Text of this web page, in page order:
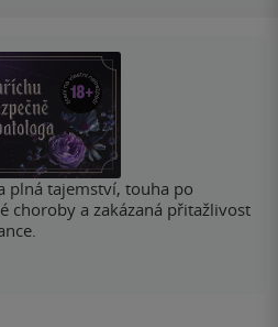
plná tajemství, touha po
choroby a zakázaná přitažlivost